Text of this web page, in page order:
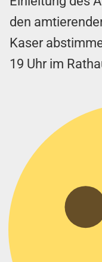
den
Kaser
19 Uhr im